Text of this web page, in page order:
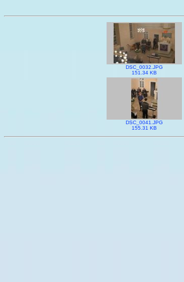
DSC_0032.JPG
151.34 KB
DSC_0041.JPG
155.31 KB